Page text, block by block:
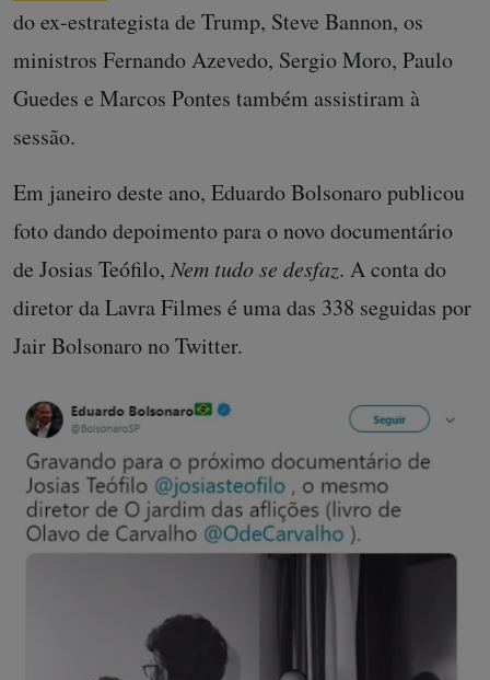
do ex-estrategista de Trump, Steve Bannon, os
ministros Fernando Azevedo, Sergio Moro, Paulo
Guedes e Marcos Pontes também assistiram à
sessão.
Em janeiro deste ano, Eduardo Bolsonaro publicou
foto dando depoimento para o novo documentário
de Josias Teófilo, Nem tudo se desfaz. A conta do
diretor da Lavra Filmes é uma das 338 seguidas por
Jair Bolsonaro no Twitter.